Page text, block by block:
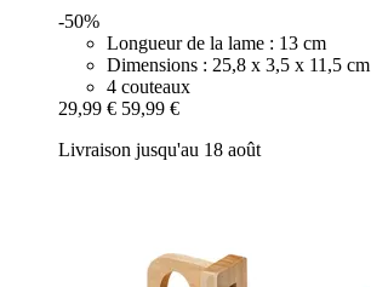
-50%
Longueur de la lame : 13 cm
Dimensions : 25,8 x 3,5 x 11,5 cm
4 couteaux
29,99 € 59,99 €
Livraison jusqu'au 18 août